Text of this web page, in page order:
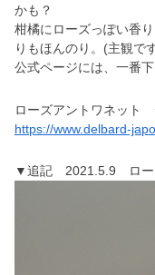
かも？
柑橘にローズっぽい香
りもほんのり。(主観で
公式ページには、一番
ローズアントワネット
https://www.delbard-
▼追記 2021.5.9 ロー